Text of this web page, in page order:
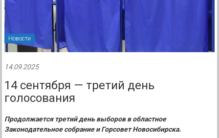
Новости
14.09.2025
14 сентября — третий день
голосования
Продолжается третий день выборов в областное
Законодательное собрание и Горсовет Новосибирска.